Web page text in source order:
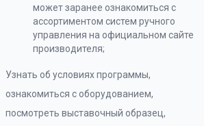
может заранее ознакомиться с
ассортиментом систем ручного
управления на официальном сайте
производителя;
Узнать об условиях программы,
ознакомиться с оборудованием,
посмотреть выставочный образец,